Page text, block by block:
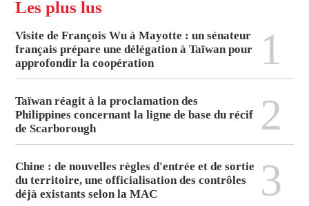
Les plus lus
Visite de François Wu à Mayotte : un sénateur
français prépare une délégation à Taïwan pour
approfondir la coopération
1
Taïwan réagit à la proclamation des
Philippines concernant la ligne de base du récif
de Scarborough
2
Chine : de nouvelles règles d'entrée et de sortie
du territoire, une officialisation des contrôles
déjà existants selon la MAC
3